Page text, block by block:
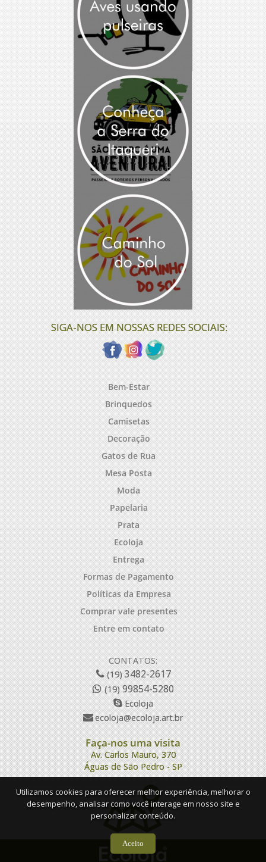
SIGA-NOS EM NOSSAS REDES SOCIAIS:
Bem-Estar
Brinquedos
Camisetas
Decoração
Gatos de Rua
Mesa Posta
Moda
Papelaria
Prata
Ecoloja
Entrega
Formas de Pagamento
Políticas da Empresa
Comprar vale presentes
Entre em contato
CONTATOS:
(19)3482-2617
(19)99854-5280
Ecoloja
ecoloja@ecoloja.art.br
Faça-nos uma visita
Av. Carlos Mauro, 370
Águas de São Pedro - SP
Utilizamos cookies para oferecer melhor experiência, melhorar o
desempenho, analisar como você interage em nosso site e
personalizar conteúdo.
Aceito